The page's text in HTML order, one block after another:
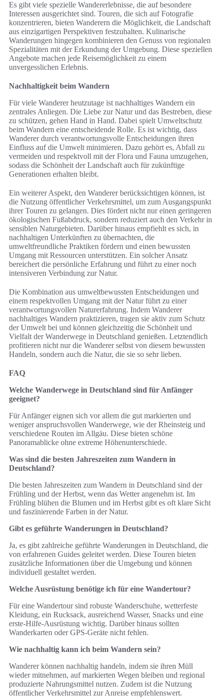
Es gibt viele spezielle Wandererlebnisse, die auf besondere
Interessen ausgerichtet sind. Touren, die sich auf Fotografie
konzentrieren, bieten Wanderern die Möglichkeit, die Landschaft
aus einzigartigen Perspektiven festzuhalten. Kulinarische
Wanderungen hingegen kombinieren den Genuss von regionalen
Spezialitäten mit der Erkundung der Umgebung. Diese speziellen
Angebote machen jede Reisemöglichkeit zu einem
unvergesslichen Erlebnis.
Nachhaltigkeit beim Wandern
Für viele Wanderer heutzutage ist nachhaltiges Wandern ein
zentrales Anliegen. Die Liebe zur Natur und das Bestreben, diese
zu schützen, gehen Hand in Hand. Dabei spielt Umweltschutz
beim Wandern eine entscheidende Rolle. Es ist wichtig, dass
Wanderer durch verantwortungsvolle Entscheidungen ihren
Einfluss auf die Umwelt minimieren. Dazu gehört es, Abfall zu
vermeiden und respektvoll mit der Flora und Fauna umzugehen,
sodass die Schönheit der Landschaft auch für zukünftige
Generationen erhalten bleibt.
Ein weiterer Aspekt, den Wanderer berücksichtigen können, ist
die Nutzung öffentlicher Verkehrsmittel, um zum Ausgangspunkt
ihrer Touren zu gelangen. Dies fördert nicht nur einen geringeren
ökologischen Fußabdruck, sondern reduziert auch den Verkehr in
sensiblen Naturgebieten. Darüber hinaus empfiehlt es sich, in
nachhaltigen Unterkünften zu übernachten, die
umweltfreundliche Praktiken fördern und einen bewussten
Umgang mit Ressourcen unterstützen. Ein solcher Ansatz
bereichert die persönliche Erfahrung und führt zu einer noch
intensiveren Verbindung zur Natur.
Die Kombination aus umweltbewussten Entscheidungen und
einem respektvollen Umgang mit der Natur führt zu einer
verantwortungsvollen Naturerfahrung. Indem Wanderer
nachhaltiges Wandern praktizieren, tragen sie aktiv zum Schutz
der Umwelt bei und können gleichzeitig die Schönheit und
Vielfalt der Wanderwege in Deutschland genießen. Letztendlich
profitieren nicht nur die Wanderer selbst von diesem bewussten
Handeln, sondern auch die Natur, die sie so sehr lieben.
FAQ
Welche Wanderwege in Deutschland sind für Anfänger
geeignet?
Für Anfänger eignen sich vor allem die gut markierten und
weniger anspruchsvollen Wanderwege, wie der Rheinsteig und
verschiedene Routen im Allgäu. Diese bieten schöne
Panoramablicke ohne extreme Höhenunterschiede.
Was sind die besten Jahreszeiten zum Wandern in
Deutschland?
Die besten Jahreszeiten zum Wandern in Deutschland sind der
Frühling und der Herbst, wenn das Wetter angenehm ist. Im
Frühling blühen die Blumen und im Herbst gibt es oft klare Sicht
und faszinierende Farben in der Natur.
Gibt es geführte Wanderungen in Deutschland?
Ja, es gibt zahlreiche geführte Wanderungen in Deutschland, die
von erfahrenen Guides geleitet werden. Diese Touren bieten
zusätzliche Informationen über die Umgebung und können
individuell gestaltet werden.
Welche Ausrüstung benötige ich für eine Wandertour?
Für eine Wandertour sind robuste Wanderschuhe, wetterfeste
Kleidung, ein Rucksack, ausreichend Wasser, Snacks und eine
erste-Hilfe-Ausrüstung wichtig. Darüber hinaus sollten
Wanderkarten oder GPS-Geräte nicht fehlen.
Wie nachhaltig kann ich beim Wandern sein?
Wanderer können nachhaltig handeln, indem sie ihren Müll
wieder mitnehmen, auf markierten Wegen bleiben und regional
produzierte Nahrungsmittel nutzen. Zudem ist die Nutzung
öffentlicher Verkehrsmittel zur Anreise empfehlenswert.